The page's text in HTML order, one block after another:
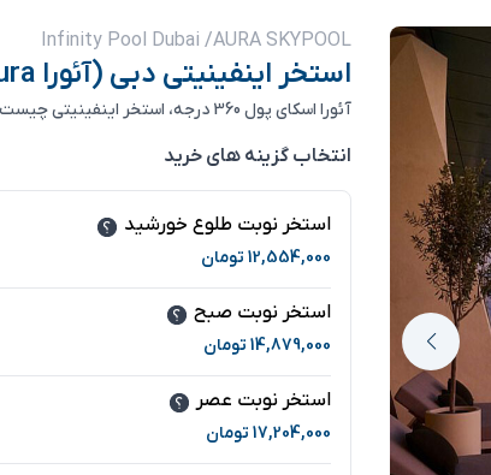
Infinity Pool Dubai /AURA SKYPOOL
استخر اینفینیتی دبی (آئورا Aura)
آئورا اسکای پول 360 درجه، استخر اینفینیتی چیست، قیمت بلیط استخر اینفینیتی دبی
انتخاب گزینه های خرید
استخر نوبت طلوع خورشید
12,554,000 تومان
استخر نوبت صبح
14,879,000 تومان
استخر نوبت عصر
17,204,000 تومان